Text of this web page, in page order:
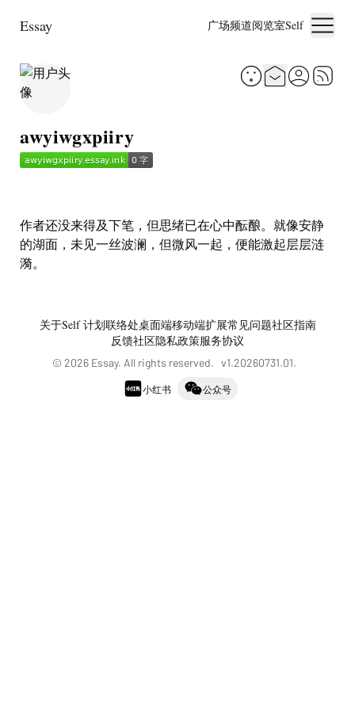
Essay 广场频道阅览室Self
awyiwgxpiiry
作者还没来得及下笔，但思绪已在心中酝酿。就像安静
的湖面，未见一丝波澜，但微风一起，便能激起层层涟
漪。
关于Self 计划联络处桌面端移动端扩展常见问题社区指南
反馈社区隐私政策服务协议
© 2026 Essay. All rights reserved. v1.20260731.01.
小红书 公众号